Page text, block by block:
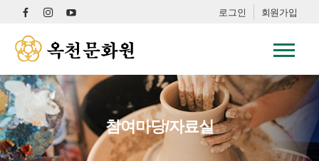
로그인 회원가입
참여마당/자료실